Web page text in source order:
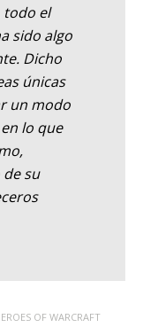
todo el
sido algo
Dicho
únicas
un modo
lo que
su
OF WARCRAFT